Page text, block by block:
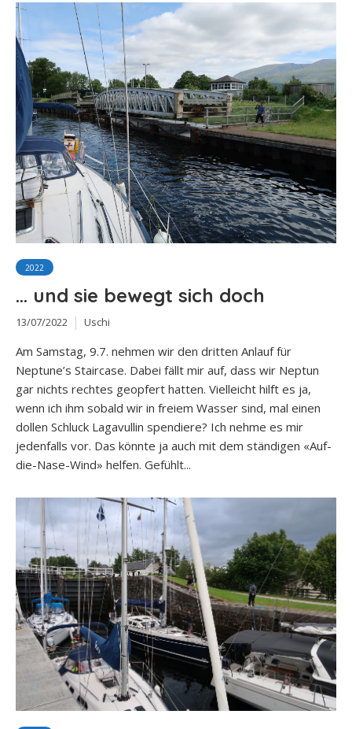
2022
… und sie bewegt sich doch
13/07/2022 Uschi
Am Samstag, 9.7. nehmen wir den dritten Anlauf für
Neptune’s Staircase. Dabei fällt mir auf, dass wir Neptun
gar nichts rechtes geopfert hatten. Vielleicht hilft es ja,
wenn ich ihm sobald wir in freiem Wasser sind, mal einen
dollen Schluck Lagavullin spendiere? Ich nehme es mir
jedenfalls vor. Das könnte ja auch mit dem ständigen «Auf-
die-Nase-Wind» helfen. Gefühlt...